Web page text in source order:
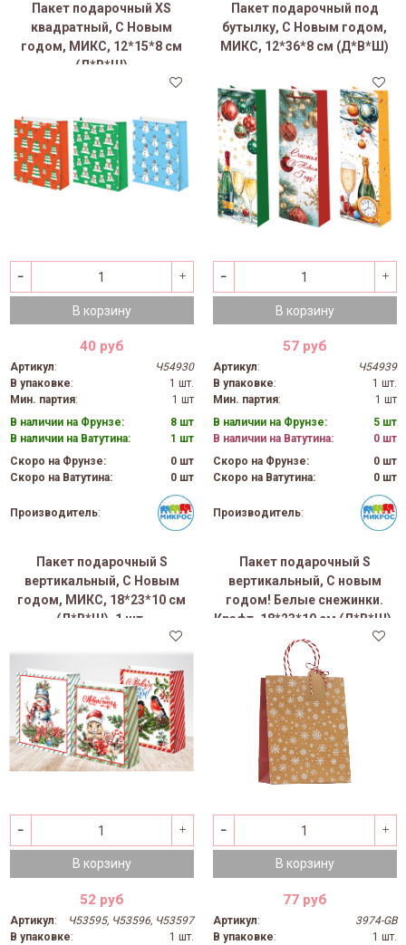
Пакет подарочный XS
квадратный, С Новым
годом, МИКС, 12*15*8 см
(Д*В*Ш)
В корзину
40 руб
Артикул:
Ч54930
В упаковке:
1 шт.
Мин. партия:
1 шт
В наличии на Фрунзе:
8 шт
В наличии на Ватутина:
1 шт
Скоро на Фрунзе:
0 шт
Скоро на Ватутина:
0 шт
Производитель:
Пакет подарочный под
бутылку, С Новым годом,
МИКС, 12*36*8 см (Д*В*Ш)
В корзину
57 руб
Артикул:
Ч54939
В упаковке:
1 шт.
Мин. партия:
1 шт
В наличии на Фрунзе:
5 шт
В наличии на Ватутина:
0 шт
Скоро на Фрунзе:
0 шт
Скоро на Ватутина:
0 шт
Производитель:
Пакет подарочный S
вертикальный, С Новым
годом, МИКС, 18*23*10 см
(Д*В*Ш), 1 шт.
В корзину
52 руб
Артикул:
Ч53595, Ч53596, Ч53597
В упаковке:
1 шт.
Пакет подарочный S
вертикальный, С новым
годом! Белые снежинки.
Крафт, 18*23*10 см (Д*В*Ш),
1 шт.
В корзину
77 руб
Артикул:
3974-GB
В упаковке:
1 шт.